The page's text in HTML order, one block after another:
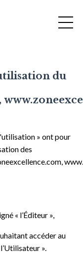
du
» ont pour
des
« l’Éditeur »,
accéder au
».